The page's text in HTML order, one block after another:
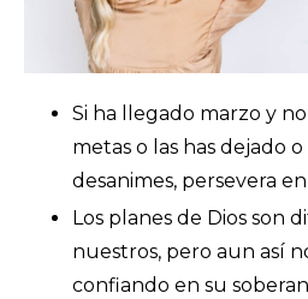
Si ha llegado marzo y
metas o las has dejado
desanimes, persevera
Los planes de Dios son
nuestros, pero aun así
confiando en su